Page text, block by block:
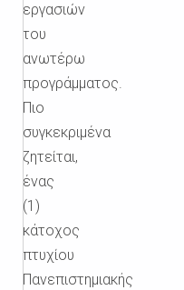
εργασιών
του
ανωτέρω
προγράμματος.
Πιο
συγκεκριμένα
ζητείται,
ένας
(1)
κάτοχος
πτυχίου
Πανεπιστημιακής